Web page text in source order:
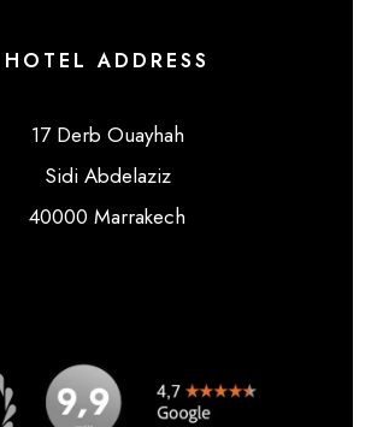
HOTEL ADDRESS
17 Derb Ouayhah
Sidi Abdelaziz
40000 Marrakech